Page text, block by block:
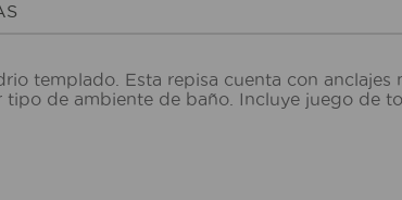
templado. Esta repisa cuenta con
de ambiente de baño. Incluye juego de